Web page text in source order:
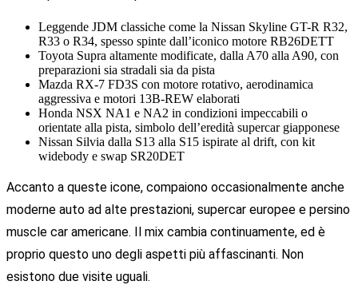
Leggende JDM classiche come la Nissan Skyline GT-R R32,
R33 o R34, spesso spinte dall’iconico motore RB26DETT
Toyota Supra altamente modificate, dalla A70 alla A90, con
preparazioni sia stradali sia da pista
Mazda RX-7 FD3S con motore rotativo, aerodinamica
aggressiva e motori 13B-REW elaborati
Honda NSX NA1 e NA2 in condizioni impeccabili o
orientate alla pista, simbolo dell’eredità supercar giapponese
Nissan Silvia dalla S13 alla S15 ispirate al drift, con kit
widebody e swap SR20DET
Accanto a queste icone, compaiono occasionalmente anche
moderne auto ad alte prestazioni, supercar europee e persino
muscle car americane. Il mix cambia continuamente, ed è
proprio questo uno degli aspetti più affascinanti. Non
esistono due visite uguali.